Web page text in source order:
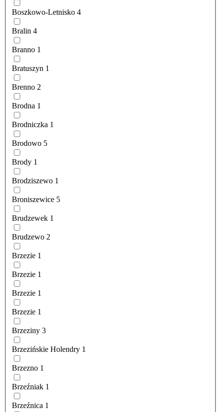
Boszkowo-Letnisko 4
Bralin 4
Branno 1
Bratuszyn 1
Brenno 2
Brodna 1
Brodniczka 1
Brodowo 5
Brody 1
Brodziszewo 1
Broniszewice 5
Brudzewek 1
Brudzewo 2
Brzezie 1
Brzezie 1
Brzezie 1
Brzezie 1
Brzeziny 3
Brzezińskie Holendry 1
Brzezno 1
Brzeźniak 1
Brzeźnica 1